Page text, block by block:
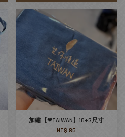
加繡【❤TAIWAN】10+3尺寸
NT$ 86